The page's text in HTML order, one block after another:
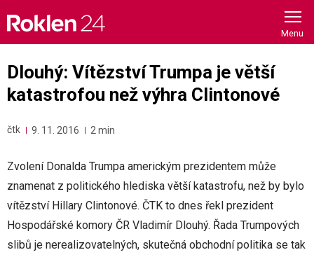
content
Dlouhý: Vítězství Trumpa je větší
katastrofou než výhra Clintonové
čtk 9. 11. 2016 2 min
Zvolení Donalda Trumpa americkým prezidentem může
znamenat z politického hlediska větší katastrofu, než by bylo
vítězství Hillary Clintonové. ČTK to dnes řekl prezident
Hospodářské komory ČR Vladimír Dlouhý. Řada Trumpových
slibů je nerealizovatelných, skutečná obchodní politika se tak